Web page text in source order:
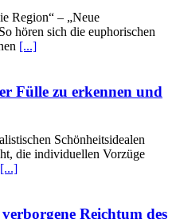
Region“ – „Neue
hören sich die euphorischen
[...]
Fülle zu erkennen und
Schönheitsidealen
die individuellen Vorzüge
[...]
Reichtum des